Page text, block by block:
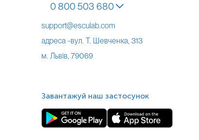
0 800 503 680
support@esculab.com
адреса -вул. Т. Шевченка, 313
м. Львів, 79069
Завантажуй наш застосунок